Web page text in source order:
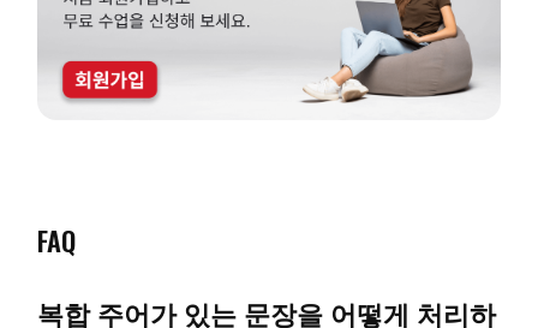
FAQ
복합 주어가 있는 문장을 어떻게 처리하